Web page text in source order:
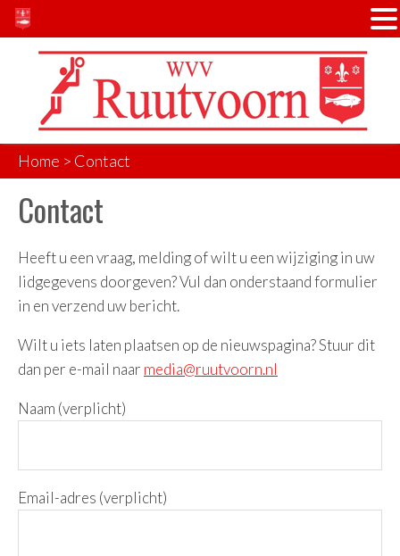
hoofd
inhoud
Spring
voettekst
Home > Contact
Contact
Heeft u een vraag, melding of wilt u een wijziging in uw
lidgegevens doorgeven? Vul dan onderstaand formulier
in en verzend uw bericht.
Wilt u iets laten plaatsen op de nieuwspagina? Stuur dit
dan per e-mail naar media@ruutvoorn.nl
Naam (verplicht)
Email-adres (verplicht)